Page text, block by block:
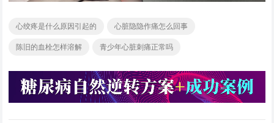
心绞疼是什么原因引起的
心脏隐隐作痛怎么回事
陈旧的血栓怎样溶解
青少年心脏刺痛正常吗